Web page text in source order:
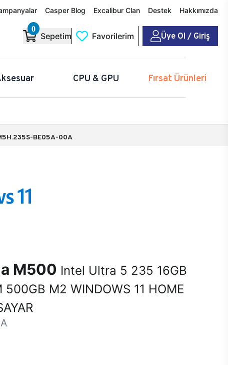
Casper Blog Excalibur Clan Destek Hakkımızda
0
Sepetim Favorilerim Üye Ol / Giriş
CPU & GPU Fırsat Ürünleri
BE05A-00A
M500 Intel Ultra 5 235 16GB
500GB M2 WINDOWS 11 HOME